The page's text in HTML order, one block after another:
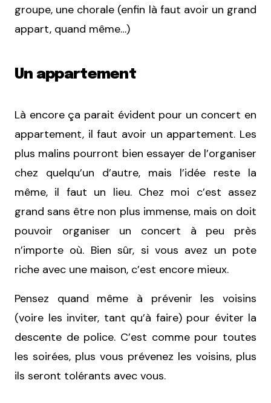
groupe, une chorale (enfin là faut avoir un grand
appart, quand même…)
Un appartement
Là encore ça parait évident pour un concert en
appartement, il faut avoir un appartement. Les
plus malins pourront bien essayer de l’organiser
chez quelqu’un d’autre, mais l’idée reste la
même, il faut un lieu. Chez moi c’est assez
grand sans être non plus immense, mais on doit
pouvoir organiser un concert à peu près
n’importe où. Bien sûr, si vous avez un pote
riche avec une maison, c’est encore mieux.
Pensez quand même à prévenir les voisins
(voire les inviter, tant qu’à faire) pour éviter la
descente de police. C’est comme pour toutes
les soirées, plus vous prévenez les voisins, plus
ils seront tolérants avec vous.